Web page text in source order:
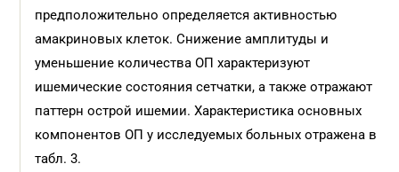
предположительно определяется активностью
амакриновых клеток. Снижение амплитуды и
уменьшение количества ОП характеризуют
ишемические состояния сетчатки, а также отражают
паттерн острой ишемии. Характеристика основных
компонентов ОП у исследуемых больных отражена в
табл. 3.